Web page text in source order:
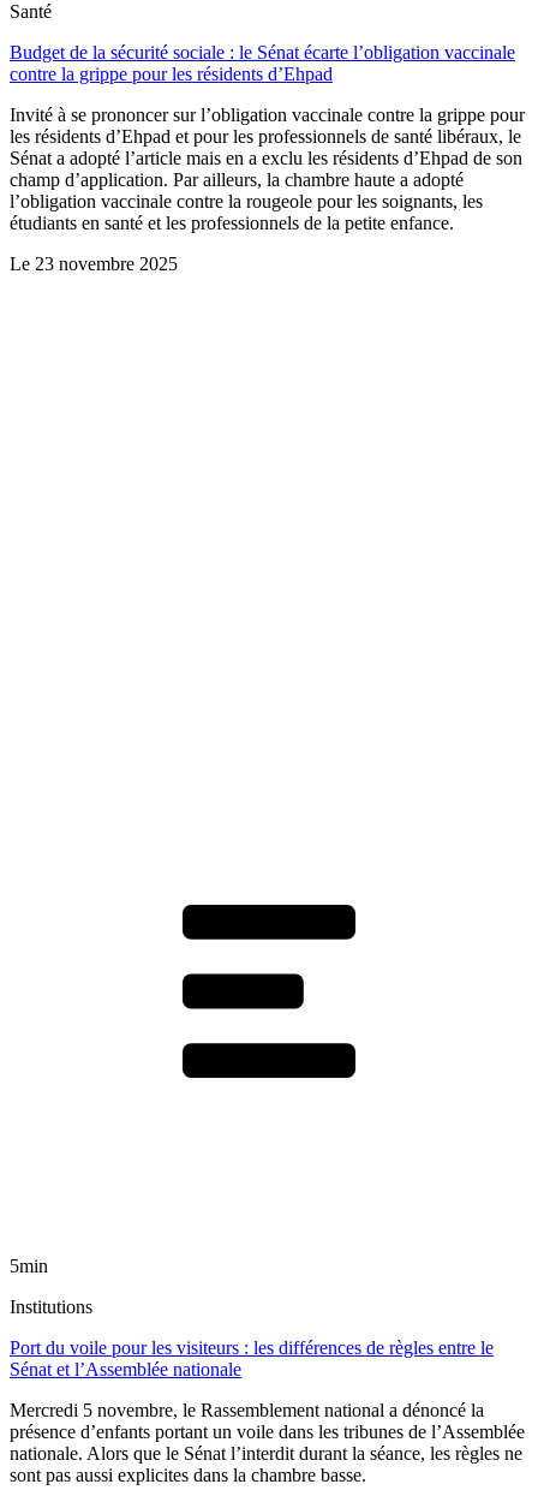
Santé
Budget de la sécurité sociale : le Sénat écarte l’obligation vaccinale
contre la grippe pour les résidents d’Ehpad
Invité à se prononcer sur l’obligation vaccinale contre la grippe pour
les résidents d’Ehpad et pour les professionnels de santé libéraux, le
Sénat a adopté l’article mais en a exclu les résidents d’Ehpad de son
champ d’application. Par ailleurs, la chambre haute a adopté
l’obligation vaccinale contre la rougeole pour les soignants, les
étudiants en santé et les professionnels de la petite enfance.
Le 23 novembre 2025
5min
Institutions
Port du voile pour les visiteurs : les différences de règles entre le
Sénat et l’Assemblée nationale
Mercredi 5 novembre, le Rassemblement national a dénoncé la
présence d’enfants portant un voile dans les tribunes de l’Assemblée
nationale. Alors que le Sénat l’interdit durant la séance, les règles ne
sont pas aussi explicites dans la chambre basse.